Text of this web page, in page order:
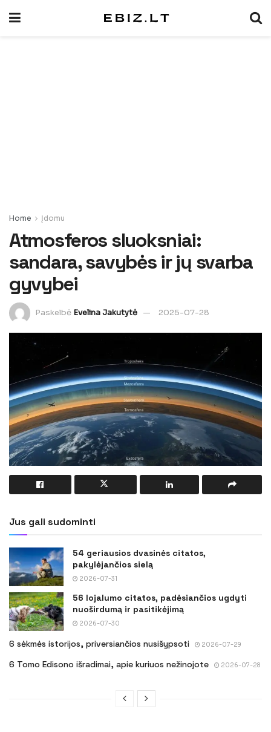
Home Įdomu
Atmosferos sluoksniai:
sandara, savybės ir jų svarba
gyvybei
Paskelbė Evelina Jakutytė 2025-07-28
Jus gali sudominti
54 geriausios dvasinės citatos,
pakylėjančios sielą
2026-07-31
56 lojalumo citatos, padėsiančios ugdyti
nuoširdumą ir pasitikėjimą
2026-07-30
6 sėkmės istorijos, priversiančios nusišypsoti 2026-07-29
6 Tomo Edisono išradimai, apie kuriuos nežinojote 2026-07-28